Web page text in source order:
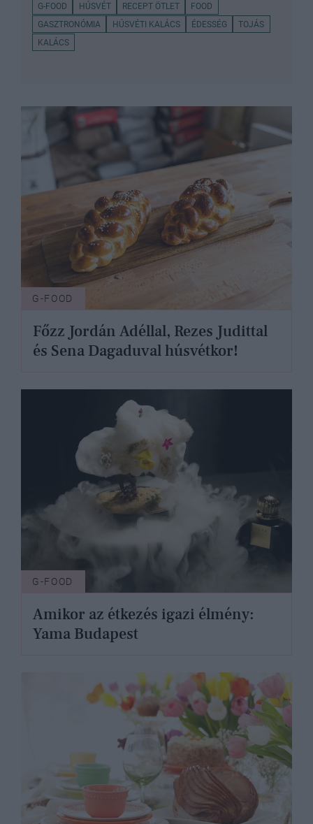
G-FOOD HÚSVÉT RECEPT ÖTLET
FOOD
GASZTRONÓMIA
HÚSVÉTI KALÁCS ÉDESSÉG
TOJÁS
KALÁCS
G-FOOD
Főzz Jordán Adéllal, Rezes Judittal
és Sena Dagaduval húsvétkor!
G-FOOD
Amikor az étkezés igazi élmény:
Yama Budapest